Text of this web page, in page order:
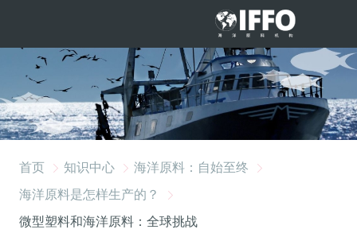
跳转到主要内容
首页 知识中心
海洋原料：自始至终
海洋原料是怎样生产的？
微型塑料和海洋原料：全球挑战